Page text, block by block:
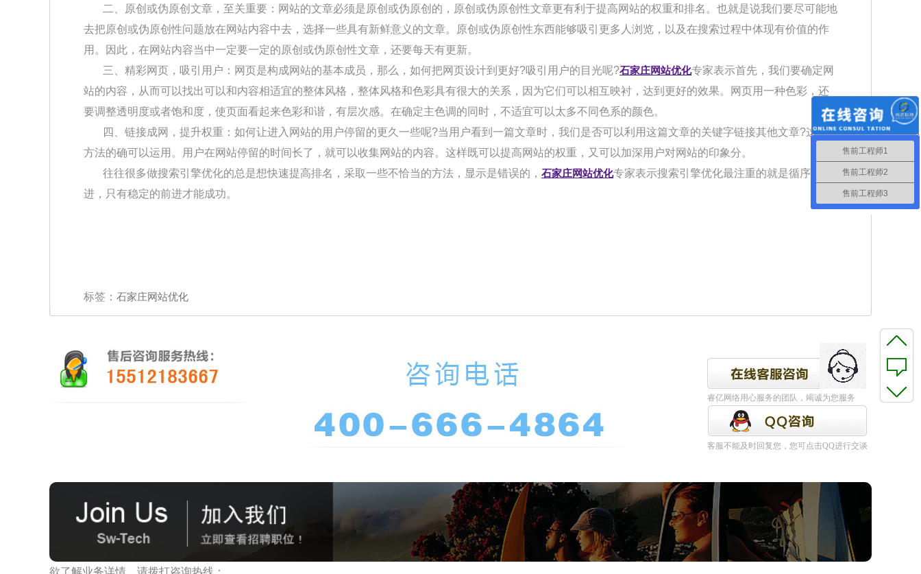
二、原创或伪原创文章，至关重要：网站的文章必须是原创或伪原创的，原创或伪原创性文章更有利于提高网站的权重和排名。也就是说我们要尽可能地
去把原创或伪原创性问题放在网站内容中去，选择一些具有新鲜意义的文章。原创或伪原创性东西能够吸引更多人浏览，以及在搜索过程中体现有价值的作
用。因此，在网站内容当中一定要一定的原创或伪原创性文章，还要每天有更新。
三、精彩网页，吸引用户：网页是构成网站的基本成员，那么，如何把网页设计到更好?吸引用户的目光呢?石家庄网站优化专家表示首先，我们要确定网
站的内容，从而可以找出可以和内容相适宜的整体风格，整体风格和色彩具有很大的关系，因为它们可以相互映衬，达到更好的效果。网页用一种色彩，还
要调整透明度或者饱和度，使页面看起来色彩和谐，有层次感。在确定主色调的同时，不适宜可以太多不同色系的颜色。
四、链接成网，提升权重：如何让进入网站的用户停留的更久一些呢?当用户看到一篇文章时，我们是否可以利用这篇文章的关键字链接其他文章?这种
方法的确可以运用。用户在网站停留的时间长了，就可以收集网站的内容。这样既可以提高网站的权重，又可以加深用户对网站的印象分。
往往很多做搜索引擎优化的总是想快速提高排名，采取一些不恰当的方法，显示是错误的， 石家庄网站优化专家表示搜索引擎优化最注重的就是循序渐
进，只有稳定的前进才能成功。
标签： 石家庄网站优化
睿亿网络用心服务的团队，竭诚为您服务
客服不能及时回复您，您可点击QQ进行交谈
欲了解业务详情，请拨打咨询热线：
售前工程师1
售前工程师2
售前工程师3